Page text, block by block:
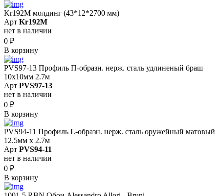
Kr192M молдинг (43*12*2700 мм)
Арт Kr192M
нет в наличии
0 ₽
В корзину
PVS97-13 Профиль П-образн. нерж. сталь удлиненый браш
10х10мм 2.7м
Арт PVS97-13
нет в наличии
0 ₽
В корзину
PVS94-11 Профиль L-образн. нерж. сталь оружейный матовый
12.5мм х 2.7м
Арт PVS94-11
нет в наличии
0 ₽
В корзину